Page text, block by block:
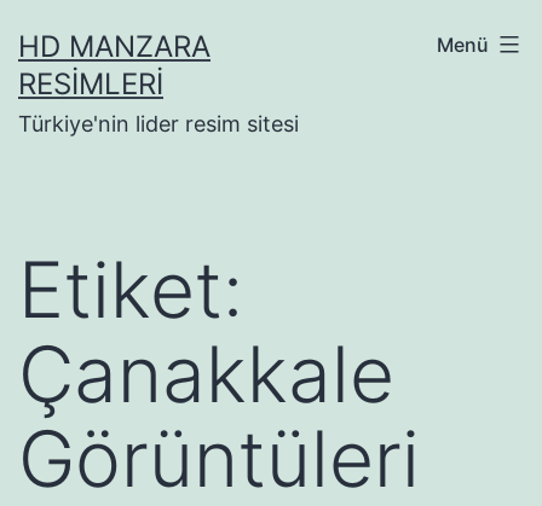
geçHD MANZARA
RESIMLERI
Türkiye'nin lider resim sitesi
Menü
Etiket:
Çanakkale
Görüntüleri